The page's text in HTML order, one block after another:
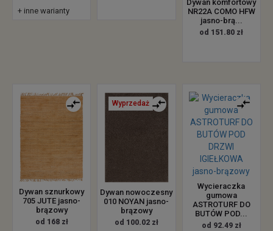
+ inne warianty
Dywan komfortowy
NR22A COMO HFW
jasno-brą...
od 151.80 zł
Dywan sznurkowy
705 JUTE jasno-
brązowy
od 168 zł
Wyprzedaż
Dywan nowoczesny
010 NOYAN jasno-
brązowy
od 100.02 zł
Wycieraczka
gumowa
ASTROTURF DO
BUTÓW POD...
od 92.49 zł